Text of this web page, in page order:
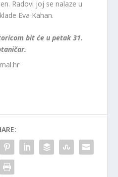
Radovi joj se nalaze u
Eva Kahan.
bit će u petak 31.